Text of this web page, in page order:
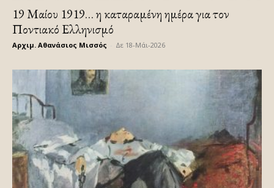
19 Μαίου 1919… η καταραμένη ημέρα για τον
Ποντιακό Ελληνισμό
Αρχιμ. Αθανάσιος Μισσός Δε 18-Μάι-2026